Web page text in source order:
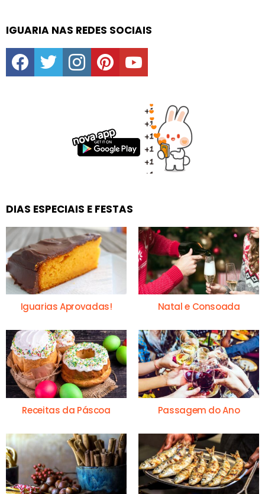
IGUARIA NAS REDES SOCIAIS
facebooktwitter instagrampinterestyoutube
DIAS ESPECIAIS E FESTAS
Iguarias Aprovadas! Natal e Consoada
Receitas da Páscoa Passagem do Ano